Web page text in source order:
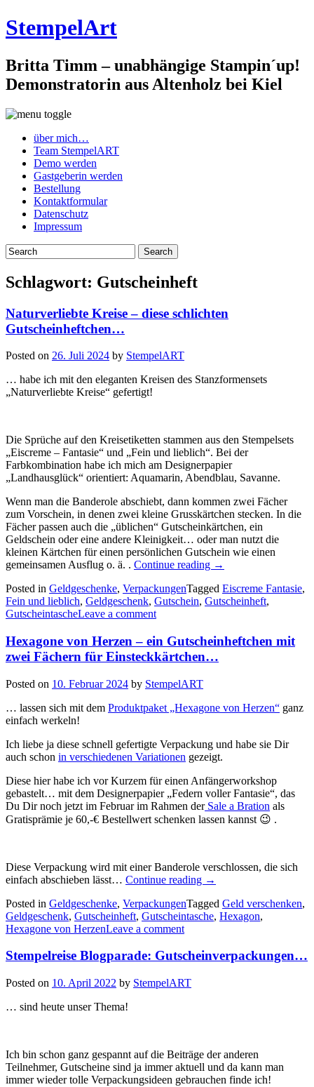
StempelArt
Britta Timm – unabhängige Stampin´up!
Demonstratorin aus Altenholz bei Kiel
über mich…
Team StempelART
Demo werden
Gastgeberin werden
Bestellung
Kontaktformular
Datenschutz
Impressum
Schlagwort: Gutscheinheft
Naturverliebte Kreise – diese schlichten
Gutscheinheftchen…
Posted on 26. Juli 2024 by StempelART
… habe ich mit den eleganten Kreisen des Stanzformensets
„Naturverliebte Kreise“ gefertigt!
Die Sprüche auf den Kreisetiketten stammen aus den Stempelsets
„Eiscreme – Fantasie“ und „Fein und lieblich“. Bei der
Farbkombination habe ich mich am Designerpapier
„Landhausglück“ orientiert: Aquamarin, Abendblau, Savanne.
Wenn man die Banderole abschiebt, dann kommen zwei Fächer
zum Vorschein, in denen zwei kleine Grusskärtchen stecken. In die
Fächer passen auch die „üblichen“ Gutscheinkärtchen, ein
Geldschein oder eine andere Kleinigkeit… oder man nutzt die
kleinen Kärtchen für einen persönlichen Gutschein wie einen
gemeinsamen Ausflug o. ä. . Continue reading „Naturverliebte
–
diese
→
Posted in Geldgeschenke, VerpackungenTagged Eiscreme Fantasie,
Fein und lieblich, Geldgeschenk, Gutschein, Gutscheinheft,
GutscheintascheLeave a comment
Hexagone von Herzen – ein Gutscheinheftchen mit
zwei Fächern für Einsteckkärtchen…
Posted on 10. Februar 2024 by StempelART
… lassen sich mit dem Produktpaket „Hexagone von Herzen“ ganz
einfach werkeln!
Ich liebe ja diese schnell gefertigte Verpackung und habe sie Dir
auch schon in verschiedenen Variationen gezeigt.
Diese hier habe ich vor Kurzem für einen Anfängerworkshop
gebastelt… mit dem Designerpapier „Federn voller Fantasie“, das
Du Dir noch jetzt im Februar im Rahmen derSale a Bration als
Gratisprämie je 60,-€ Bestellwert schenken lassen kannst 😉 .
Diese Verpackung wird mit einer Banderole verschlossen, die sich
einfach abschieben lässt… Continue reading „Hexagone
Herzen
–
mit
→
Posted in Geldgeschenke, VerpackungenTagged Geld verschenken,
Geldgeschenk, Gutscheinheft, Gutscheintasche, Hexagon,
Hexagone von HerzenLeave a comment
Stempelreise Blogparade: Gutscheinverpackungen…
Posted on 10. April 2022 by StempelART
… sind heute unser Thema!
Ich bin schon ganz gespannt auf die Beiträge der anderen
Teilnehmer, Gutscheine sind ja immer aktuell und da kann man
immer wieder tolle Verpackungsideen gebrauchen finde ich!